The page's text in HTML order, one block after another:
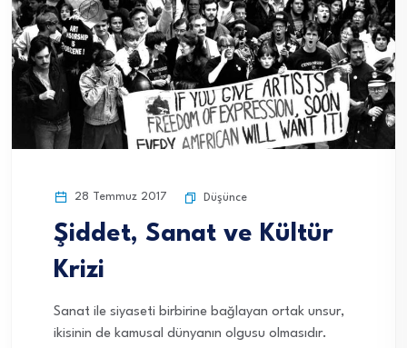
28 Temmuz 2017 Düşünce
Şiddet, Sanat ve Kültür
Krizi
Sanat ile siyaseti birbirine bağlayan ortak unsur,
ikisinin de kamusal dünyanın olgusu olmasıdır.